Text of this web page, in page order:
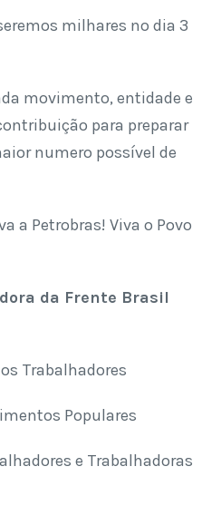
milhares no dia 3
movimento, entidade e
para preparar
numero possível de
a Petrobras! Viva o Povo
da Frente Brasil
Trabalhadores
Populares
e Trabalhadoras